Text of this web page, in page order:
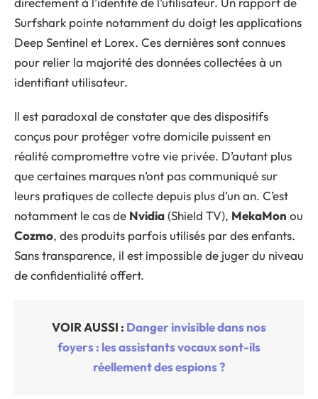
Surfshark pointe notamment du doigt les applications
Deep Sentinel et Lorex. Ces dernières sont connues
pour relier la majorité des données collectées à un
identifiant utilisateur.
Il est paradoxal de constater que des dispositifs
conçus pour protéger votre domicile puissent en
réalité compromettre votre vie privée. D’autant plus
que certaines marques n’ont pas communiqué sur
leurs pratiques de collecte depuis plus d’un an. C’est
notamment le cas de Nvidia(Shield TV), MekaMon ou
Cozmo, des produits parfois utilisés par des enfants.
Sans transparence, il est impossible de juger du niveau
de confidentialité offert.
VOIR AUSSI : Danger invisible dans nos
foyers : les assistants vocaux sont-ils
réellement des espions ?